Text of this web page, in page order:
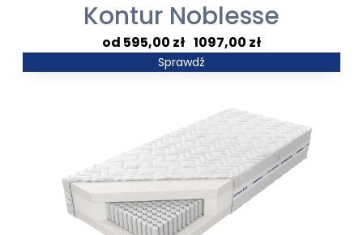
Kontur Noblesse
595,00 zł 1097,00 zł
Zakres
1097,00 zł
Sprawdź